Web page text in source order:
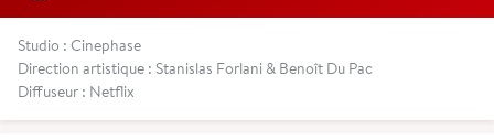
Studio : Cinephase
Direction artistique : Stanislas Forlani & Benoît Du Pac
Diffuseur : Netflix